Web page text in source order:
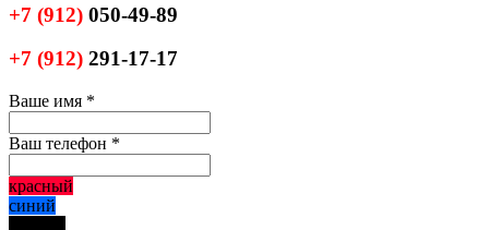
+7 (912) 050-49-89
+7 (912) 291-17-17
Ваше имя *
Ваш телефон *
красный
синий